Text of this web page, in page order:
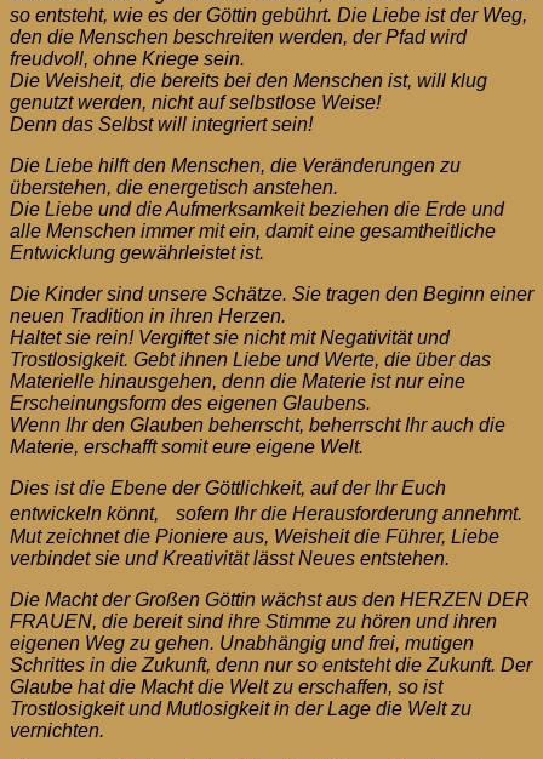
so entsteht, wie es der Göttin gebührt. Die Liebe ist der Weg,
den die Menschen beschreiten werden, der Pfad wird
freudvoll, ohne Kriege sein.
Die Weisheit, die bereits bei den Menschen ist, will klug
genutzt werden, nicht auf selbstlose Weise!
Denn das Selbst will integriert sein!
Die Liebe hilft den Menschen, die Veränderungen zu
überstehen, die energetisch anstehen.
Die Liebe und die Aufmerksamkeit beziehen die Erde und
alle Menschen immer mit ein, damit eine gesamtheitliche
Entwicklung gewährleistet ist.
Die Kinder sind unsere Schätze. Sie tragen den Beginn einer
neuen Tradition in ihren Herzen.
Haltet sie rein! Vergiftet sie nicht mit Negativität und
Trostlosigkeit. Gebt ihnen Liebe und Werte, die über das
Materielle hinausgehen, denn die Materie ist nur eine
Erscheinungsform des eigenen Glaubens.
Wenn Ihr den Glauben beherrscht, beherrscht Ihr auch die
Materie, erschafft somit eure eigene Welt.
Dies ist die Ebene der Göttlichkeit, auf der Ihr Euch
entwickeln könnt,
sofern Ihr die Herausforderung annehmt.
Mut zeichnet die Pioniere aus, Weisheit die Führer, Liebe
verbindet sie und Kreativität lässt Neues entstehen.
Die Macht der Großen Göttin wächst aus den HERZEN DER
FRAUEN, die bereit sind ihre Stimme zu hören und ihren
eigenen Weg zu gehen. Unabhängig und frei, mutigen
Schrittes in die Zukunft, denn nur so entsteht die Zukunft. Der
Glaube hat die Macht die Welt zu erschaffen, so ist
Trostlosigkeit und Mutlosigkeit in der Lage die Welt zu
vernichten.